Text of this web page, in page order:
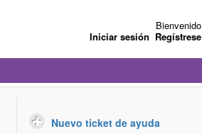
Bienvenido
Iniciar sesión Regístrese
Nuevo ticket de ayuda